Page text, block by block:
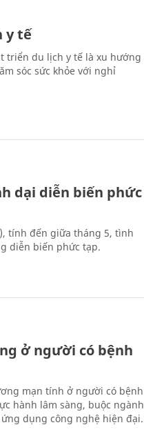
y tế
triển du lịch y tế là xu hướng
sóc sức khỏe với nghỉ
dại diễn biến phức
tính đến giữa tháng 5, tình
diễn biến phức tạp.
ở người có bệnh
mạn tính ở người có bệnh
hành lâm sàng, buộc ngành
dụng công nghệ hiện đại.